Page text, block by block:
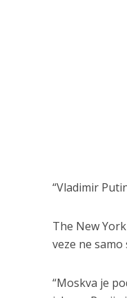
“Vladimir
The New
veze ne
“Moskva je